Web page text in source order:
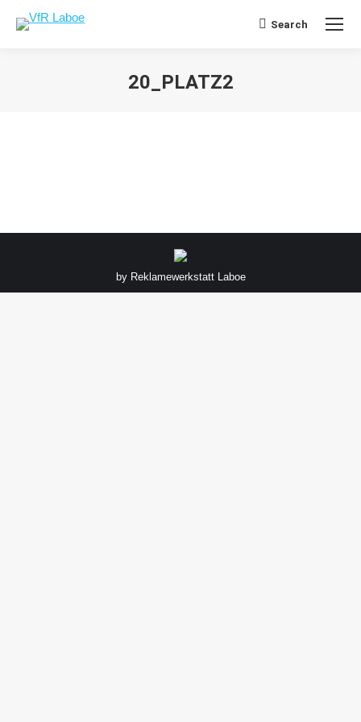
Search:
Search
20_PLATZ2
by Reklamewerkstatt Laboe